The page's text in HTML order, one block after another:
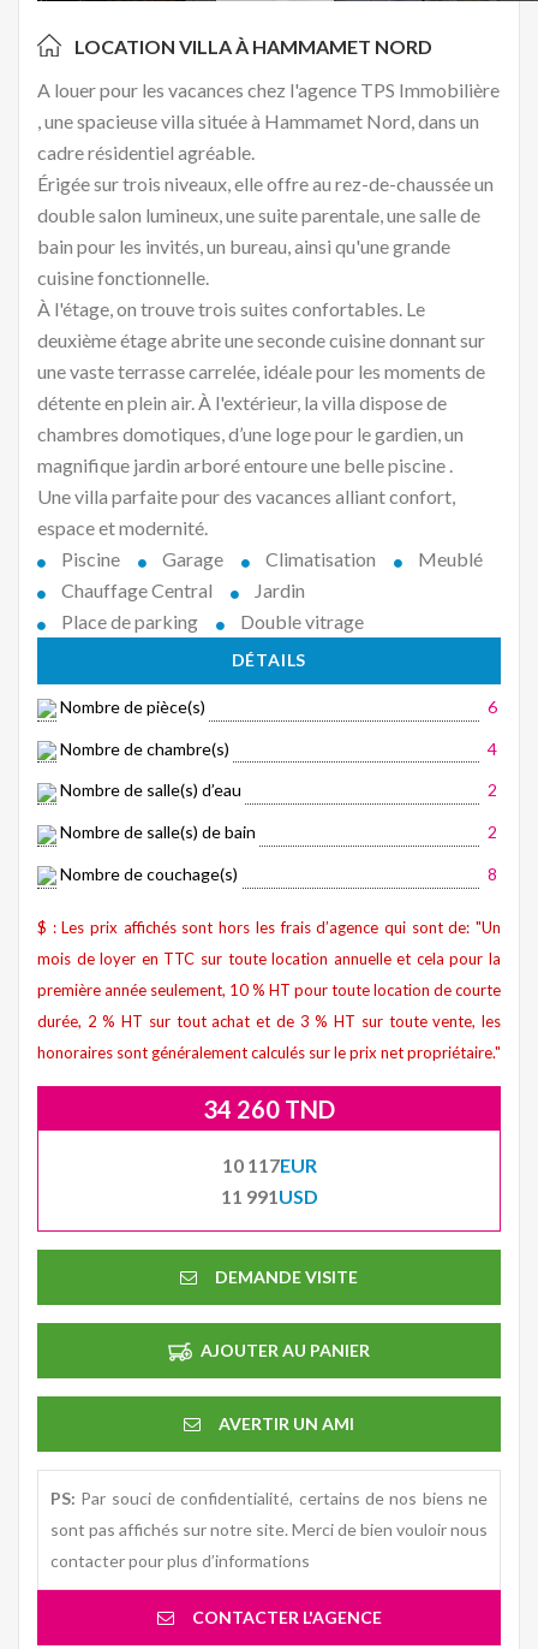
LOCATION VILLA À HAMMAMET NORD
A louer pour les vacances chez l'agence TPS Immobilière
, une spacieuse villa située à Hammamet Nord, dans un
cadre résidentiel agréable.
Érigée sur trois niveaux, elle offre au rez-de-chaussée un
double salon lumineux, une suite parentale, une salle de
bain pour les invités, un bureau, ainsi qu'une grande
cuisine fonctionnelle.
À l'étage, on trouve trois suites confortables. Le
deuxième étage abrite une seconde cuisine donnant sur
une vaste terrasse carrelée, idéale pour les moments de
détente en plein air. À l'extérieur, la villa dispose de
chambres domotiques, d’une loge pour le gardien, un
magnifique jardin arboré entoure une belle piscine .
Une villa parfaite pour des vacances alliant confort,
espace et modernité.
Piscine
Garage Climatisation
Meublé
Chauffage Central
Jardin
Place de parking
Double vitrage
DÉTAILS
Nombre de pièce(s) 6
Nombre de chambre(s) 4
Nombre de salle(s) d’eau 2
Nombre de salle(s) de bain 2
Nombre de couchage(s) 8
$ : Les prix affichés sont hors les frais d’agence qui sont de: "Un
mois de loyer en TTC sur toute location annuelle et cela pour la
première année seulement, 10 % HT pour toute location de courte
durée, 2 % HT sur tout achat et de 3 % HT sur toute vente, les
honoraires sont généralement calculés sur le prix net propriétaire."
34 260 TND
10 117EUR
11 991 USD
DEMANDE VISITE
AJOUTER AU PANIER
AVERTIR UN AMI
PS: Par souci de confidentialité, certains de nos biens ne
sont pas affichés sur notre site. Merci de bien vouloir nous
contacter pour plus d’informations
CONTACTER L'AGENCE